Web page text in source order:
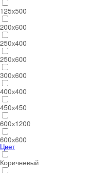
125х500
200х600
250х400
250х600
300х600
400х400
450х450
600х1200
600х600
Цвет
Коричневый